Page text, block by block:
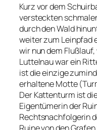
Kurz vor dem
versteckten
durch den Wald
weiter zum Leinpfad
wir nun dem
Luttelnau war ein
ist die einzige
erhaltene Motte
Der Kattenturm ist
Eigentümerin der
Rechtsnachfolgerin